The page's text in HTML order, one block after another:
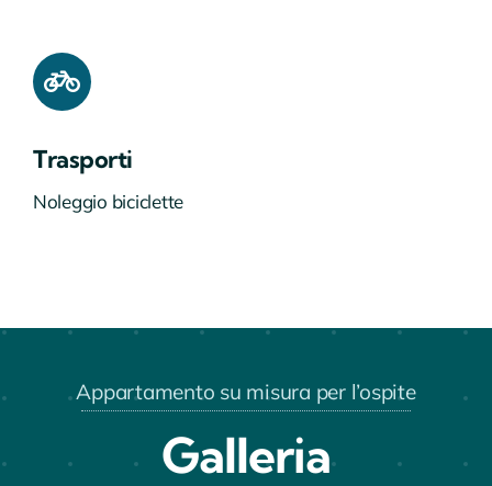
Trasporti
Noleggio biciclette
Appartamento su misura per l’ospite
Galleria